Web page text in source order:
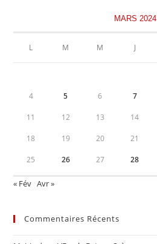
MARS 2024
L M M J
4 5 6 7
11 12 13 14
18 19 20 21
25 26 27 28
« Fév Avr »
Commentaires Récents